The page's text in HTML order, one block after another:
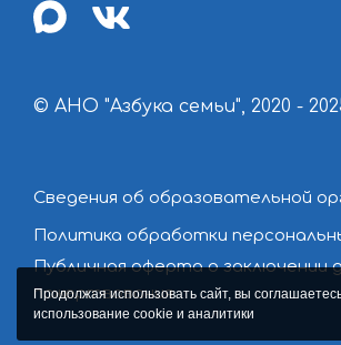
max vk
© АНО "Азбука семьи", 2020 -
Сведения об образовательной
Политика обработки
Публичная оферта о заключении
пожертвования
Продолжая использовать сайт, вы
использование cookie и аналитики